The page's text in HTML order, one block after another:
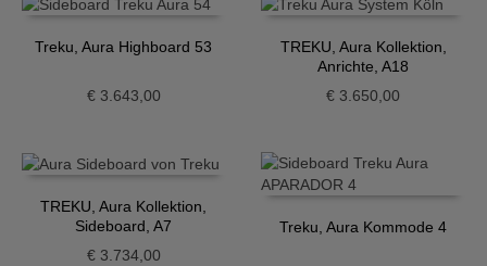
Treku, Aura Highboard 53
€3.643,00
TREKU, Aura Kollektion,
Anrichte, A18
€ 3.650,00
TREKU, Aura Kollektion,
Sideboard, A7
€3.734,00
Treku, Aura Kommode 4